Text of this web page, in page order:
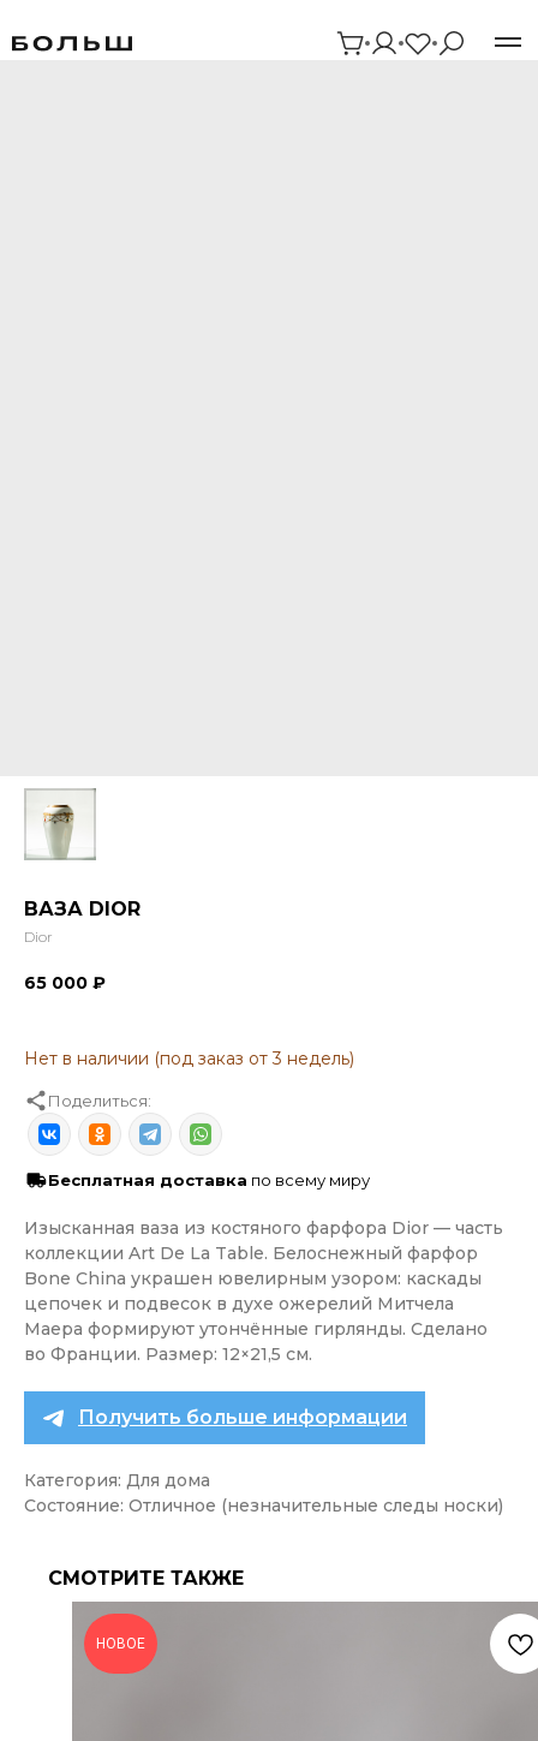
ВАЗА DIOR
Dior
65 000 ₽
Поделиться:
Бесплатная доставка по всему миру
Изысканная ваза из костяного фарфора Dior — часть
коллекции Art De La Table. Белоснежный фарфор
Bone China украшен ювелирным узором: каскады
цепочек и подвесок в духе ожерелий Митчела
Маера формируют утончённые гирлянды. Сделано
во Франции. Размер: 12×21,5 см.
Получить больше информации
Категория: Для дома
Состояние: Отличное (незначительные следы носки)
СМОТРИТЕ ТАКЖЕ
НОВОЕ